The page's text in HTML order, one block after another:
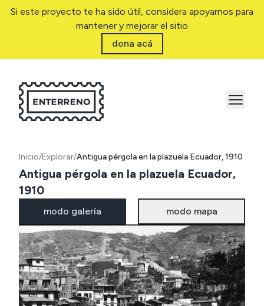
Si este proyecto te ha sido útil, considera apoyarnos para
mantener y mejorar el sitio
dona acá
Inicio/Explorar/Antigua pérgola en la plazuela Ecuador, 1910
Antigua pérgola en la plazuela Ecuador,
1910
modo galería modo mapa